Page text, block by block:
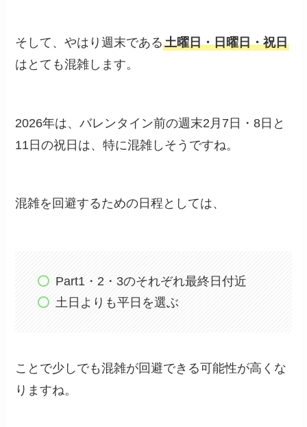
そして、やはり週末である土曜日・日曜日・祝日
はとても混雑します。
2026年は、バレンタイン前の週末2月7日・8日と
11日の祝日は、特に混雑しそうですね。
混雑を回避するための日程としては、
Part1・2・3のそれぞれ最終日付近
土日よりも平日を選ぶ
ことで少しでも混雑が回避できる可能性が高くな
りますね。